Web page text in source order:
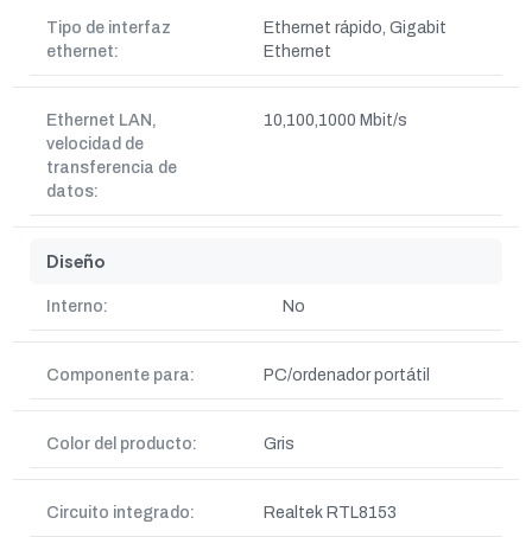
Tipo de interfaz
ethernet:
Ethernet rápido, Gigabit
Ethernet
Ethernet LAN,
velocidad de
transferencia de
datos:
10,100,1000 Mbit/s
Diseño
Interno: No
Componente para: PC/ordenador portátil
Color del producto: Gris
Circuito integrado: Realtek RTL8153